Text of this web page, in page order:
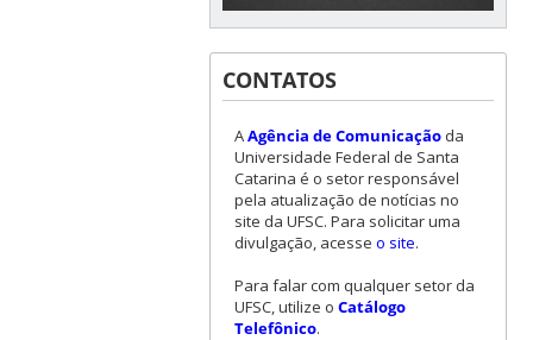
CONTATOS
AAgência de Comunicaçãoda
Universidade Federal de Santa
Catarina é o setor responsável
pela atualização de notícias no
site da UFSC. Para solicitar uma
divulgação, acesse o site.
Para falar com qualquer setor da
UFSC, utilize o Catálogo
Telefônico.